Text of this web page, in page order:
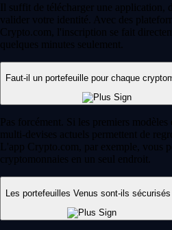
Il suffit de télécharger une application,
valider votre identité. Avec des
Crypto.com, l'inscription se fait
quelques minutes seulement.
Faut-il un portefeuille pour chaque
Pas forcément. Si les premiers
multi-devises actuels permettent de
L'app Crypto.com, par exemple, vous
cryptomonnaies en un seul endroit.
Les portefeuilles Venus sont-ils